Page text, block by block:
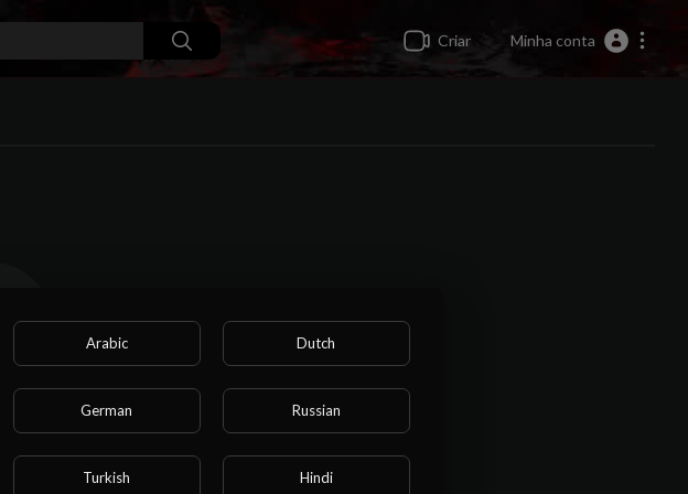
Criar Minha conta
por enquanto!
Arabic Dutch
German Russian
Turkish Hindi